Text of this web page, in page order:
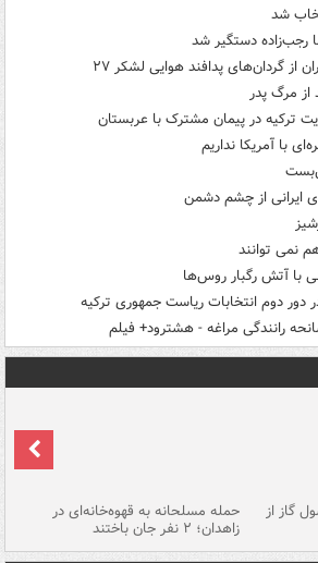
شد
رجب‌زاده دستگیر شد
از گردان‌های پدافند هوایی لشکر ۲۷
مرگ پدر
ترکیه در پیمان مشترک با عربستان
با آمریکا نداریم
ایرانی از چشم دشمن
نمی توانند
با آتش رگبار روس‌ها
دوم انتخابات ریاست جمهوری ترکیه
رانندگی مراغه - هشترود+ فیلم
گاز از حمله مسلحانه به قهوه‌خانه‌ای در
زاهدان؛ ۲ نفر جان باختند